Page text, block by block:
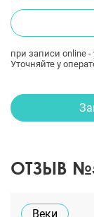
при записи online -
Уточняйте у
ОТЗЫВ
Веки